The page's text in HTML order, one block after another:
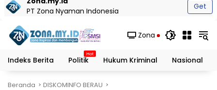
PT Zona Nyaman Indonesia
Get
Zona
Indeks Berita Politik Hukum Kriminal Nasional
Beranda DISKOMINFO BERAU